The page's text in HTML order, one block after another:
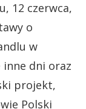
12 czerwca,
o
w
dni oraz
projekt,
Polski